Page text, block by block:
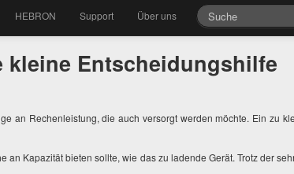
HEBRON Support Über uns
kleine Entscheidungshilfe
an Rechenleistung, die auch versorgt werden möchte. Ein zu
an Kapazität bieten sollte, wie das zu ladende Gerät. Trotz der